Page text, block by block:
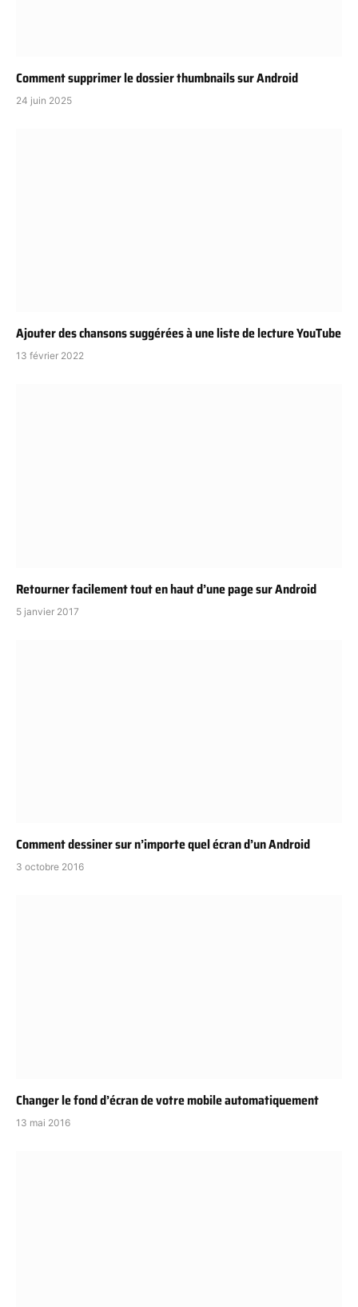
Comment supprimer le dossier thumbnails sur Android
24 juin 2025
Ajouter des chansons suggérées à une liste de lecture YouTube
13 février 2022
Retourner facilement tout en haut d’une page sur Android
5 janvier 2017
Comment dessiner sur n’importe quel écran d’un Android
3 octobre 2016
Changer le fond d’écran de votre mobile automatiquement
13 mai 2016